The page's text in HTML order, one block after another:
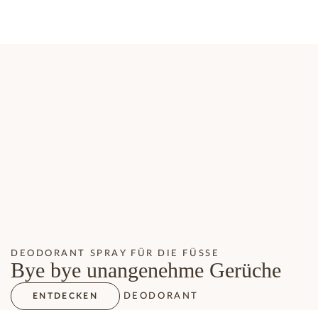
DEODORANT SPRAY FÜR DIE FÜSSE
Bye bye unangenehme Gerüche
ENTDECKEN DEODORANT